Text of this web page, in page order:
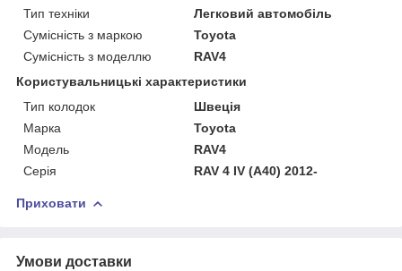
Тип техніки
Легковий автомобіль
Сумісність з маркою
Toyota
Сумісність з моделлю
RAV4
Користувальницькі характеристики
Тип колодок
Швеція
Марка
Toyota
Мoдель
RAV4
Серія
RAV 4 IV (A40) 2012-
Приховати
Умови доставки